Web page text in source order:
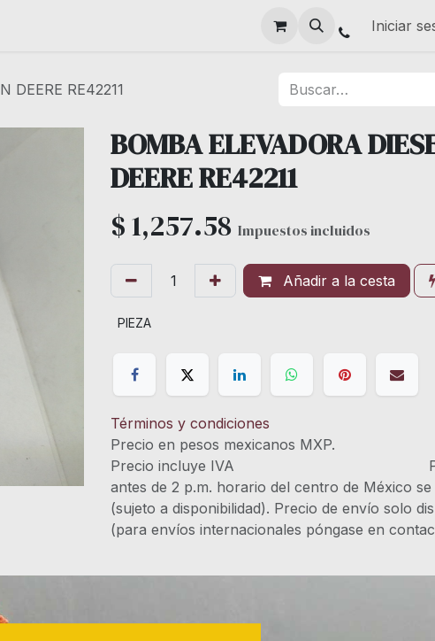
Iniciar
DEERE RE42211
BOMBA ELEVADORA
DEERE RE42211
$1,257.58 Impuestos incluidos
Añadir a la cesta
PIEZA
Términos y condiciones
Precio en pesos mexicanos MXP.
Precio incluye IVA Pedidos
antes de 2 p.m. horario del centro de México
(sujeto a disponibilidad). Precio de envío solo
(para envíos internacionales póngase en